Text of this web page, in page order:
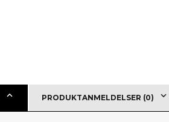
PRODUKTANMELDELSER (0)